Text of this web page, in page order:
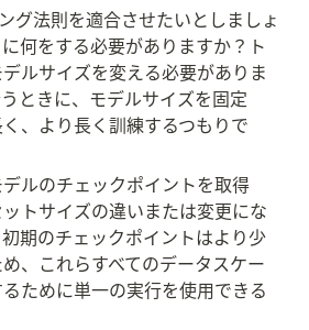
グ法則を適合させたいとしましょ
何をする必要がありますか？ト
ルサイズを変える必要がありま
ときに、モデルサイズを固定
、より長く訓練するつもりで
ルのチェックポイントを取得
トサイズの違いまたは変更にな
期のチェックポイントはより少
、これらすべてのデータスケー
ために単一の実行を使用できる